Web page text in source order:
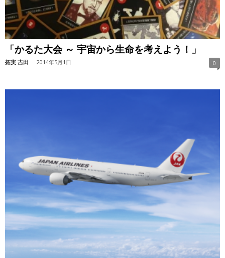
「かるた大会 ～ 宇宙から生命を考えよう！」
拓実 吉田 - 2014年5月1日 0